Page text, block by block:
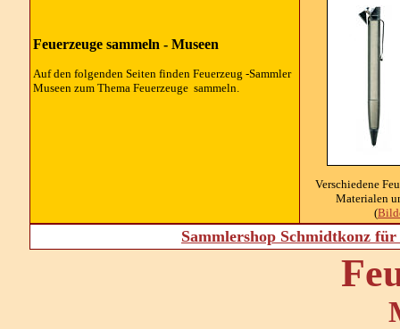
Feuerzeuge sammeln - Museen
Auf den folgenden Seiten finden Feuerzeug -Sammler
Museen zum Thema Feuerzeuge sammeln.
Verschiedene
Materialen
(
Sammlershop Schmidtkonz